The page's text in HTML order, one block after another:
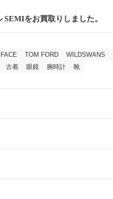
SEMIをお買取りしました。
TOM FORD WILDSWANS
古着 眼鏡 腕時計 靴